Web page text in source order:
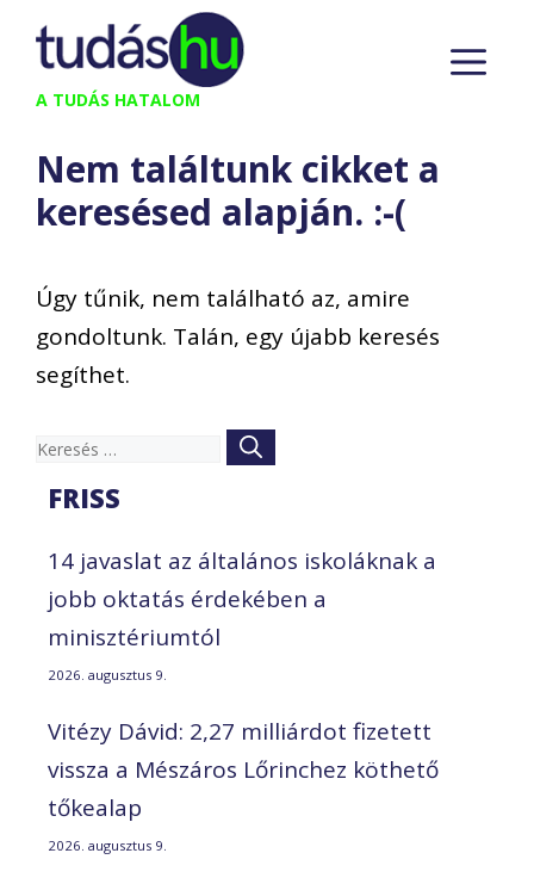
Kilépés
tartalomba
A TUDÁS HATALOM
Nem találtunk cikket a
keresésed alapján. :-(
Úgy tűnik, nem található az, amire
gondoltunk. Talán, egy újabb keresés
segíthet.
Keresés:
FRISS
14 javaslat az általános iskoláknak a
jobb oktatás érdekében a
minisztériumtól
2026. augusztus 9.
Vitézy Dávid: 2,27 milliárdot fizetett
vissza a Mészáros Lőrinchez köthető
tőkealap
2026. augusztus 9.